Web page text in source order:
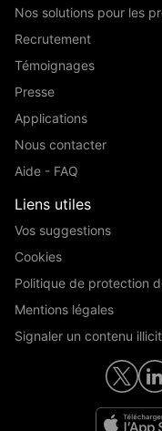
Nos solutions pour les
Recrutement
Témoignages
Presse
Applications
Nous contacter
Aide - FAQ
Liens utiles
Vos suggestions
Cookies
Politique de protection
Mentions légales
Signaler un contenu